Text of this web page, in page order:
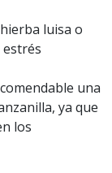
luisa o
estrés
una
ya que
los